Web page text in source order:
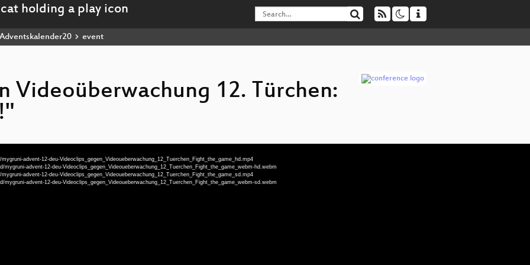
Adventskalender20 event
Videoüberwachung 12. Türchen:
advent-12-deu-Videoclips_gegen_Videoueberwachung_12_Tuerchen_Fight_the_game_hd.mp4
advent-12-deu-Videoclips_gegen_Videoueberwachung_12_Tuerchen_Fight_the_game_webm-hd.webm
advent-12-deu-Videoclips_gegen_Videoueberwachung_12_Tuerchen_Fight_the_game_sd.mp4
advent-12-deu-Videoclips_gegen_Videoueberwachung_12_Tuerchen_Fight_the_game_webm-sd.webm